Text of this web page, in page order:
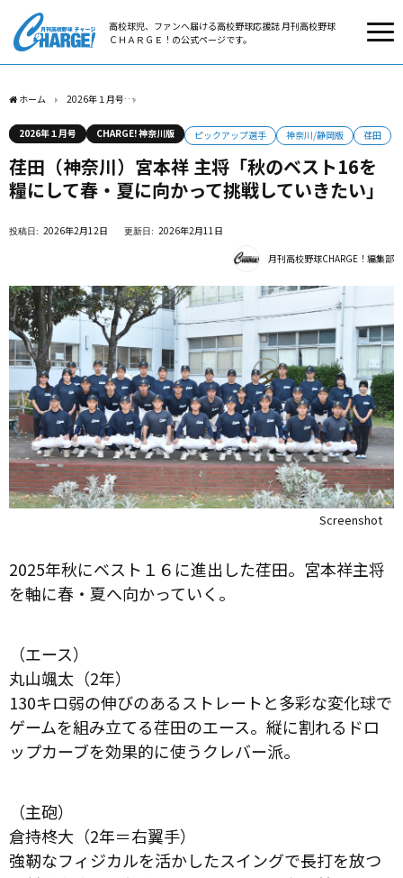
高校球児、ファンへ届ける高校野球応援誌 月刊高校野球
ＣＨＡＲＧＥ！の公式ページです。
ホーム 2026年１月号
2026年１月号 CHARGE! 神奈川版 ピックアップ選手 神奈川/静岡版 荏田
荏田（神奈川）宮本祥 主将「秋のベスト16を
糧にして春・夏に向かって挑戦していきたい」
2026年2月12日 2026年2月11日
月刊高校野球CHARGE！編集部
Screenshot
2025年秋にベスト１６に進出した荏田。宮本祥主将
を軸に春・夏へ向かっていく。
（エース）
丸山颯太（2年）
130キロ弱の伸びのあるストレートと多彩な変化球で
ゲームを組み立てる荏田のエース。縦に割れるドロ
ップカーブを効果的に使うクレバー派。
（主砲）
倉持柊大（2年＝右翼手）
強靭なフィジカルを活かしたスイングで長打を放つ